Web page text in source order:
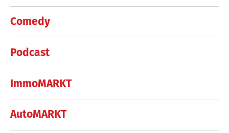
Comedy
Podcast
ImmoMARKT
AutoMARKT